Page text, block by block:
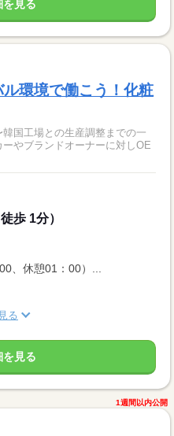
を見る
ル環境で働こう！化粧
韓国工場との生産調整までの一
やブランドオーナーに対しOE
歩 1分）
、休憩01：00）...
る
を見る
1週間以内公開